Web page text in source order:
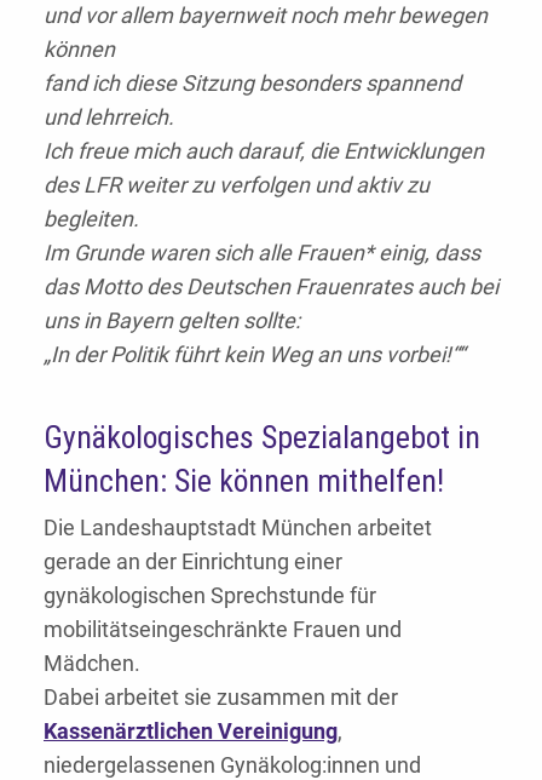
und vor allem bayernweit noch mehr bewegen
können
fand ich diese Sitzung besonders spannend
und lehrreich.
Ich freue mich auch darauf, die Entwicklungen
des LFR weiter zu verfolgen und aktiv zu
begleiten.
Im Grunde waren sich alle Frauen* einig, dass
das Motto des Deutschen Frauenrates auch bei
uns in Bayern gelten sollte:
„In der Politik führt kein Weg an uns vorbei!““
Gynäkologisches Spezialangebot in
München: Sie können mithelfen!
Die Landeshauptstadt München arbeitet
gerade an der Einrichtung einer
gynäkologischen Sprechstunde für
mobilitätseingeschränkte Frauen und
Mädchen.
Dabei arbeitet sie zusammen mit der
Kassenärztlichen Vereinigung,
niedergelassenen Gynäkolog:innen und